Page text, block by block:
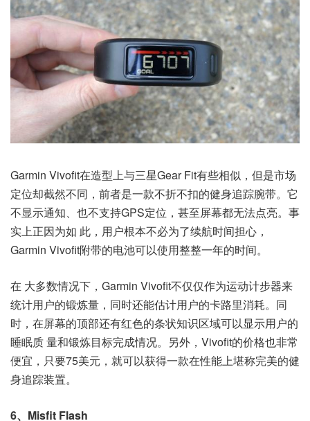
Garmin Vivofit在造型上与三星Gear Fit有些相似，但是市场
定位却截然不同，前者是一款不折不扣的健身追踪腕带。它
不显示通知、也不支持GPS定位，甚至屏幕都无法点亮。事
实上正因为如 此，用户根本不必为了续航时间担心，
Garmin Vivofit附带的电池可以使用整整一年的时间。
在 大多数情况下，Garmin Vivofit不仅仅作为运动计步器来
统计用户的锻炼量，同时还能估计用户的卡路里消耗。同
时，在屏幕的顶部还有红色的条状知识区域可以显示用户的
睡眠质 量和锻炼目标完成情况。另外，Vivofit的价格也非常
便宜，只要75美元，就可以获得一款在性能上堪称完美的健
身追踪装置。
6、Misfit Flash